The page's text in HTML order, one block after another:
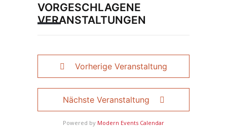
VORGESCHLAGENE
VERANSTALTUNGEN
Vorherige Veranstaltung
Nächste Veranstaltung
Powered by Modern Events Calendar